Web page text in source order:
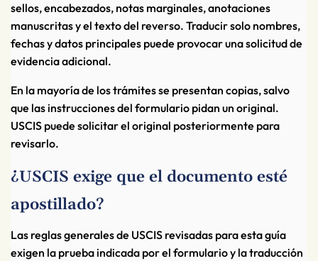
sellos, encabezados, notas marginales, anotaciones
manuscritas y el texto del reverso. Traducir solo nombres,
fechas y datos principales puede provocar una solicitud de
evidencia adicional.
En la mayoría de los trámites se presentan copias, salvo
que las instrucciones del formulario pidan un original.
USCIS puede solicitar el original posteriormente para
revisarlo.
¿USCIS exige que el documento esté
apostillado?
Las reglas generales de USCIS revisadas para esta guía
exigen la prueba indicada por el formulario y la traducción